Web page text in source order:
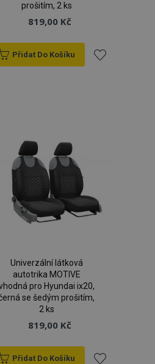
prošitím, 2 ks
819,00 Kč
Přidat Do Košíku
Univerzální látková
autotrika MOTIVE
pro Hyundai ix20,
se šedým prošitím,
2 ks
819,00 Kč
Přidat Do Košíku